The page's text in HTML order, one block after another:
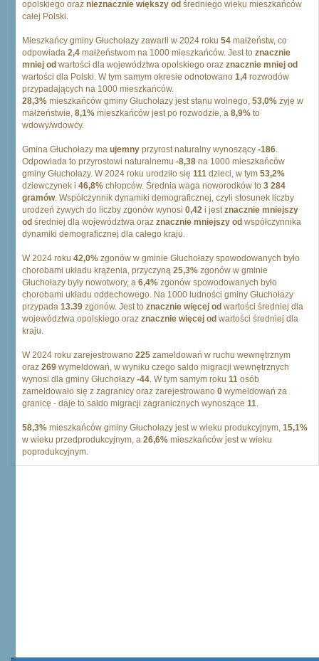
opolskiego oraz nieznacznie większy od średniego wieku mieszkańców
całej Polski.
Mieszkańcy gminy Głuchołazy zawarli w 2024 roku 54 małżeństw, co
odpowiada 2,4 małżeństwom na 1000 mieszkańców. Jest to znacznie
mniej od wartości dla województwa opolskiego oraz znacznie mniej od
wartości dla Polski. W tym samym okresie odnotowano 1,4 rozwodów
przypadających na 1000 mieszkańców.
28,3% mieszkańców gminy Głuchołazy jest stanu wolnego, 53,0% żyje w
małżeństwie, 8,1% mieszkańców jest po rozwodzie, a 8,9% to
wdowy/wdowcy.
Gmina Głuchołazy ma ujemny przyrost naturalny wynoszący -186.
Odpowiada to przyrostowi naturalnemu -8,38 na 1000 mieszkańców
gminy Głuchołazy. W 2024 roku urodziło się 111 dzieci, w tym 53,2%
dziewczynek i 46,8% chłopców. Średnia waga noworodków to 3 284
gramów. Współczynnik dynamiki demograficznej, czyli stosunek liczby
urodzeń żywych do liczby zgonów wynosi 0,42 i jestznacznie mniejszy
od średniej dla województwa oraz znacznie mniejszy od współczynnika
dynamiki demograficznej dla całego kraju.
W 2024 roku 42,0% zgonów w gminie Głuchołazy spowodowanych było
chorobami układu krążenia, przyczyną 25,3% zgonów w gminie
Głuchołazy były nowotwory, a 6,4% zgonów spowodowanych było
chorobami układu oddechowego. Na 1000 ludności gminy Głuchołazy
przypada 13.39 zgonów. Jest to znacznie więcej od wartości średniej dla
województwa opolskiego oraz znacznie więcej od wartości średniej dla
kraju.
W 2024 roku zarejestrowano 225 zameldowań w ruchu wewnętrznym
oraz 269 wymeldowań, w wyniku czego saldo migracji wewnętrznych
wynosi dla gminy Głuchołazy -44. W tym samym roku 11 osób
zameldowało się z zagranicy oraz zarejestrowano 0 wymeldowań za
granicę - daje to saldo migracji zagranicznych wynoszące 11.
58,3% mieszkańców gminy Głuchołazy jest w wieku produkcyjnym, 15,1%
w wieku przedprodukcyjnym, a 26,6% mieszkańców jest w wieku
poprodukcyjnym.